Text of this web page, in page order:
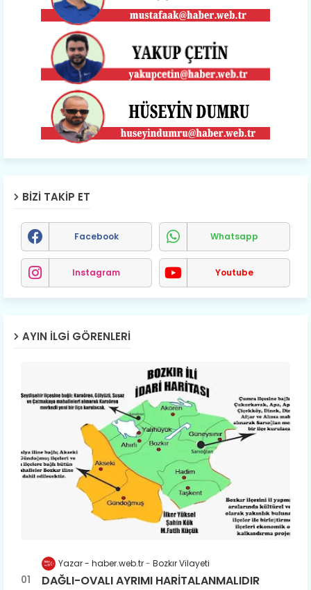
BIZI TAKIP ET
Facebook Whatsapp
Instagram Youtube
AYIN İLGI GÖRENLERI
Yazar - haber.web.tr Bozkır Vilayeti
DAĞLI-OVALI AYRIMI HARİTALANMALIDIR